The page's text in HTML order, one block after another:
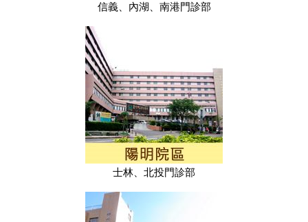
信義、內湖、南港門診部
士林、北投門診部